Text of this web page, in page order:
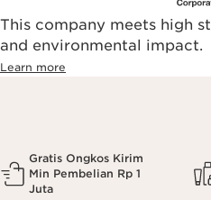
This company meets high
and environmental impact.
Learn more
Gratis Ongkos Kirim
Min Pembelian Rp 1
Juta